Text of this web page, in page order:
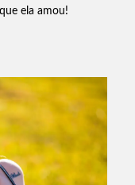
ela amou!